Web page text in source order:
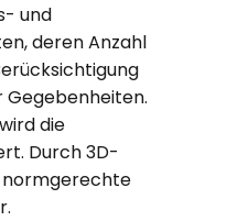
und
deren Anzahl
die
Durch 3D-
normgerechte